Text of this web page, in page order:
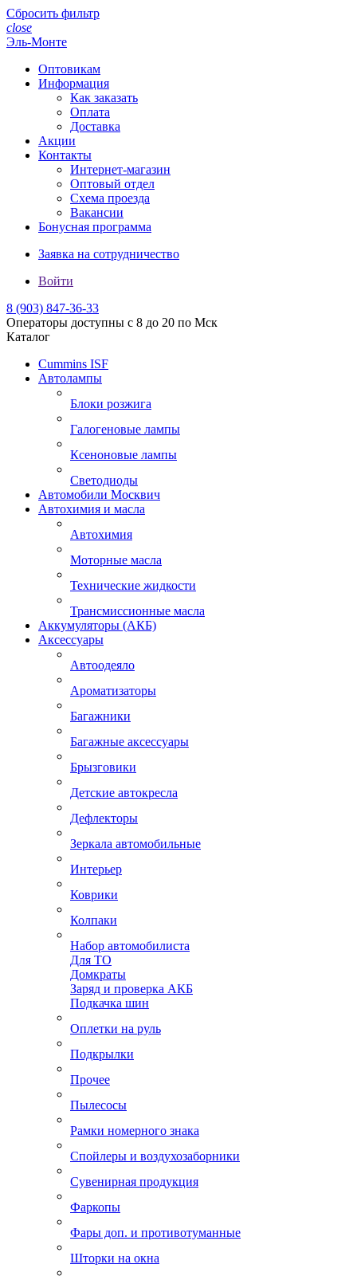
Сбросить фильтр
close
Эль-Монте
Оптовикам
Информация
Как заказать
Оплата
Доставка
Акции
Контакты
Интернет-магазин
Оптовый отдел
Схема проезда
Вакансии
Бонусная программа
Заявка на сотрудничество
Войти
8 (903) 847-36-33
Операторы доступны с 8 до 20 по Мск
Каталог
Cummins ISF
Автолампы
Блоки розжига
Галогеновые лампы
Ксеноновые лампы
Светодиоды
Автомобили Москвич
Автохимия и масла
Автохимия
Моторные масла
Технические жидкости
Трансмиссионные масла
Аккумуляторы (АКБ)
Аксессуары
Автоодеяло
Ароматизаторы
Багажники
Багажные аксессуары
Брызговики
Детские автокресла
Дефлекторы
Зеркала автомобильные
Интерьер
Коврики
Колпаки
Набор автомобилиста
Для ТО
Домкраты
Заряд и проверка АКБ
Подкачка шин
Оплетки на руль
Подкрылки
Прочее
Пылесосы
Рамки номерного знака
Спойлеры и воздухозаборники
Сувенирная продукция
Фаркопы
Фары доп. и противотуманные
Шторки на окна